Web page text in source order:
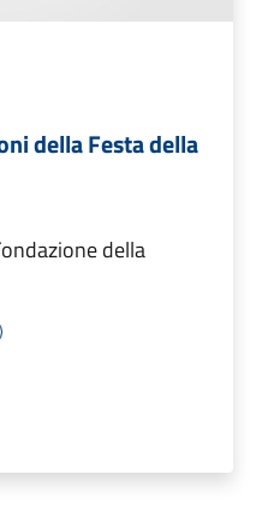
della Festa della
della